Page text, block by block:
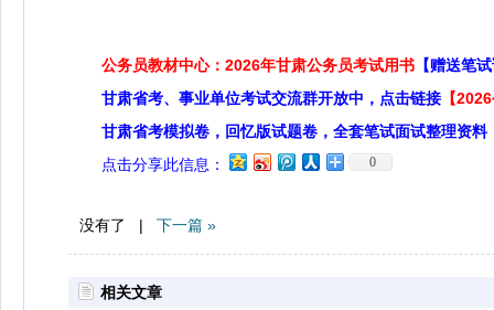
公务员教材中心：2026年甘肃公务员考试用书 【赠送笔
甘肃省考、事业单位考试交流群开放中，点击链接 【
甘肃省考模拟卷，回忆版试题卷，全套笔试面试整理资料
点击分享此信息：
0
没有了 | 下一篇 »
相关文章